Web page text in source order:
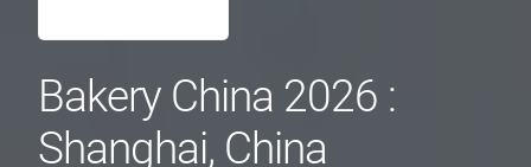
Bakery China 2026 :
Shanghai, China